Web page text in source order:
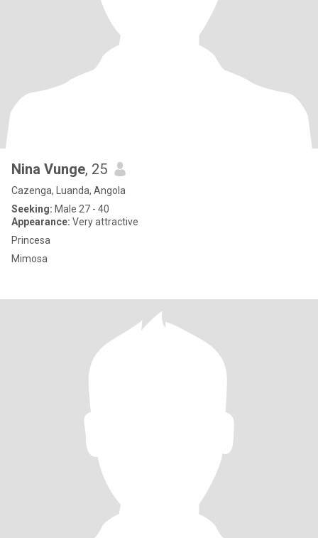
Nina Vunge, 25
Cazenga, Luanda, Angola
Seeking: Male 27 - 40
Appearance: Very attractive
Princesa
Mimosa